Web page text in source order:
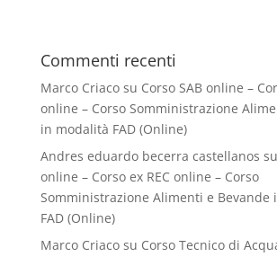
Commenti recenti
Marco Criacosu Corso SAB online –
online – Corso Somministrazione
in modalità FAD (Online)
Andres eduardo becerra castellanos su
online – Corso ex REC online – Corso
Somministrazione Alimenti e Bevande
FAD (Online)
Marco Criacosu Corso Tecnico di